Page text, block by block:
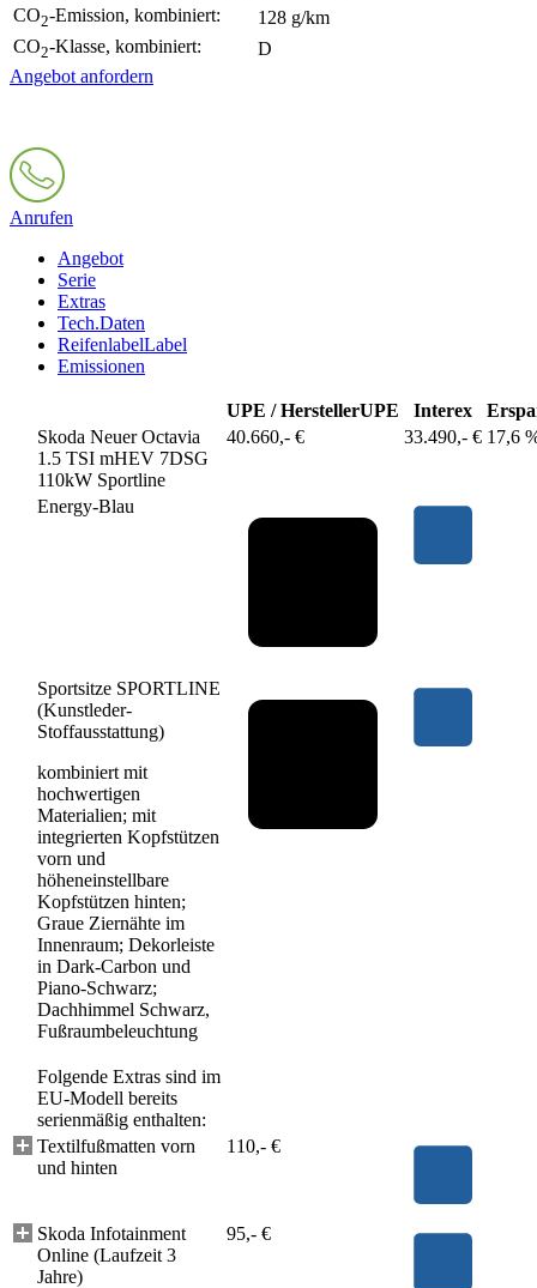
CO2-Emission, kombiniert:
128 g/km
CO2-Klasse, kombiniert:
D
Angebot anfordern
Anrufen
Angebot
Serie
Extras
Tech.Daten
ReifenlabelLabel
Emissionen
UPE / HerstellerUPE Interex
Skoda Neuer Octavia
1.5 TSI mHEV 7DSG
110kW Sportline
40.660,- € 33.490,- € 17,6
Energy-Blau
Sportsitze SPORTLINE
(Kunstleder-
Stoffausstattung)
kombiniert mit
hochwertigen
Materialien; mit
integrierten Kopfstützen
vorn und
höheneinstellbare
Kopfstützen hinten;
Graue Ziernähte im
Innenraum; Dekorleiste
in Dark-Carbon und
Piano-Schwarz;
Dachhimmel Schwarz,
Fußraumbeleuchtung
Folgende Extras sind im
EU-Modell bereits
serienmäßig enthalten:
Textilfußmatten vorn
und hinten
110,- €
Skoda Infotainment
Online (Laufzeit 3
Jahre)
95,- €